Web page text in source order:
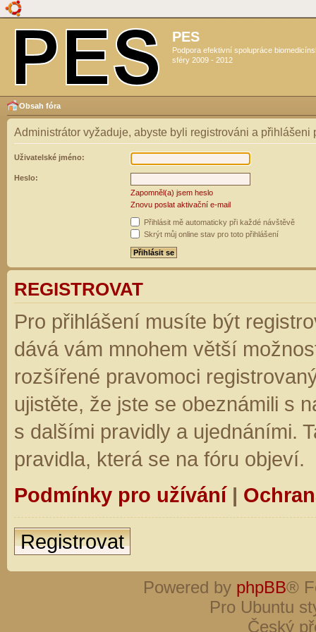
PES
Podpora efektivní spolupráce
sféry 2009 - 2012
Obsah fóra
Administrátor vyžaduje, abyste byli registrováni a přihlášeni
Uživatelské jméno:
Heslo:
Zapomněl(a) jsem heslo
Znovu poslat aktivační e-mail
Přihlásit mě automaticky při každé návštěvě
Skrýt můj online stav pro toto přihlášení
REGISTROVAT
Pro přihlášení musíte být
dává vám mnohem větší
rozšířené pravomoci
ujistěte, že jste se obeznámili s
s dalšími pravidly a ujednáními.
pravidla, která se na fóru objeví.
Podmínky pro užívání|
Registrovat
Powered by phpBB®
Pro Ubuntu
Český